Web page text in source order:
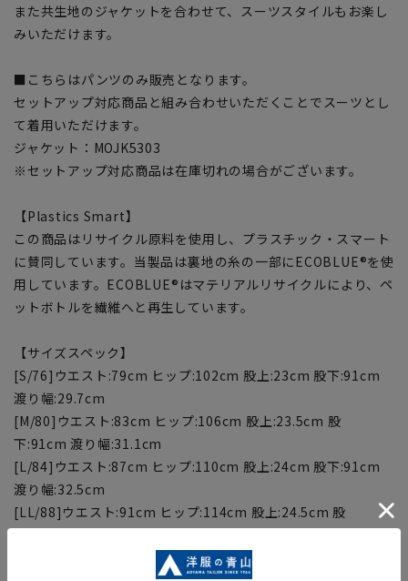
また共生地のジャケットを合わせて、スーツスタイルもお楽し
みいただけます。
■こちらはパンツのみ販売となります。
セットアップ対応商品と組み合わせいただくことでスーツとし
て着用いただけます。
ジャケット：MOJK5303
※セットアップ対応商品は在庫切れの場合がございます。
【Plastics Smart】
この商品はリサイクル原料を使用し、プラスチック・スマート
に賛同しています。当製品は裏地の糸の一部にECOBLUE®を使
用しています。ECOBLUE®はマテリアルリサイクルにより、ペ
ットボトルを繊維へと再生しています。
【サイズスペック】
[S/76]ウエスト:79cm ヒップ:102cm 股上:23cm 股下:91cm
渡り幅:29.7cm
[M/80]ウエスト:83cm ヒップ:106cm 股上:23.5cm 股
下:91cm 渡り幅:31.1cm
[L/84]ウエスト:87cm ヒップ:110cm 股上:24cm 股下:91cm
渡り幅:32.5cm
[LL/88]ウエスト:91cm ヒップ:114cm 股上:24.5cm 股
下:91cm 渡り幅:33.9cm
[3L/92]ウエスト:95cm ヒップ:118cm 股上:25cm 股下:91cm